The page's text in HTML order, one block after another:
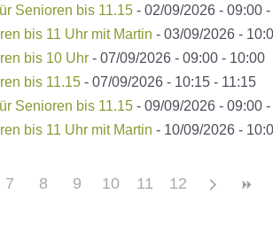
Senioren bis 11.15 - 02/09/2026 - 09:00 -
bis 11 Uhr mit Martin - 03/09/2026 -
bis 10 Uhr - 07/09/2026 - 09:00 - 10:00
bis 11.15 - 07/09/2026 - 10:15 - 11:15
Senioren bis 11.15 - 09/09/2026 - 09:00 -
bis 11 Uhr mit Martin - 10/09/2026 -
7 8 9 10 11 12